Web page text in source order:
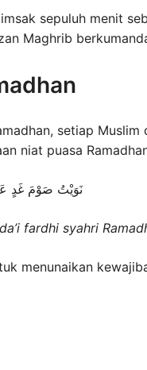
sepuluh menit
Maghrib
setiap
niat puasa
نَوَيْتُ صَوْمَ غَدٍ
fardhi syahri
menunaikan